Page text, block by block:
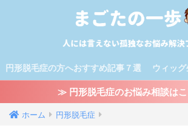
円形脱毛症の方へおすすめ記事７選 ウィッ
≫ 円形脱毛症のお悩み相談はこ
ホーム 円形脱毛症